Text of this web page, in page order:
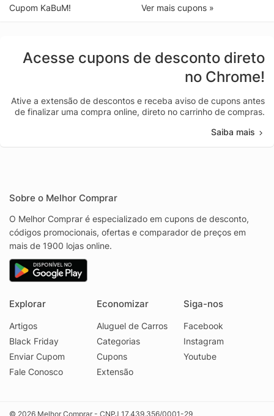
Cupom KaBuM!
Ver mais cupons »
Acesse cupons de desconto direto
no Chrome!
Ative a extensão de descontos e receba aviso de cupons antes
de finalizar uma compra online, direto no carrinho de compras.
Saiba mais
Sobre o Melhor Comprar
O Melhor Comprar é especializado em cupons de desconto,
códigos promocionais, ofertas e comparador de preços em
mais de 1900 lojas online.
Explorar
Artigos
Black Friday
Enviar Cupom
Fale Conosco
Economizar
Aluguel de Carros
Categorias
Cupons
Extensão
Siga-nos
Facebook
Instagram
Youtube
© 2026 Melhor Comprar - CNPJ 17.439.356/0001-29